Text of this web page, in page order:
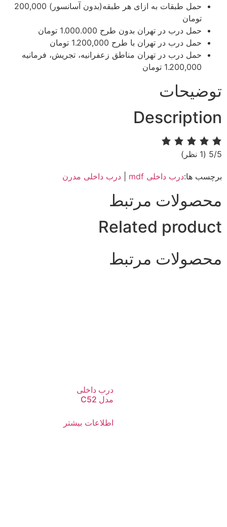
حمل طبقات به ازای هر طبقه(بدون آسانسور)​​ 200,000
تومان
حمل درب در تهران بدون طرح​​ 1.000.000 تومان
حمل درب در تهران با طرح​​ 1.200,000 تومان
حمل درب در تهران مناطق زعفرانیه، تجریش، فرمانیه​​
1.200,000 تومان
توضیحات
Description
‫5/5 ‫(1 نظر)
برچسب ها:درب داخلی mdf درب داخلی مدرن
محصولات مرتبط
Related product
محصولات مرتبط
درب داخلی
مدل C52
اطلاعات بیشتر